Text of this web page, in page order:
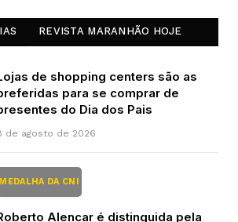
REVISTA MARANHÃO HOJE
de shopping centers são as
para se comprar de
do Dia dos Pais
de agosto de 2026
MEDALHA DA CNI
Alencar é distinguida pela